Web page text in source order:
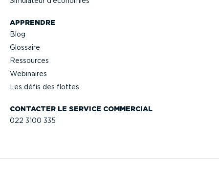
CONTACTER LE SERVICE COMMERCIAL
022 3100 335
APPRENDRE
Blog
Glossaire
Ressources
Webinaires
Les défis des flottes